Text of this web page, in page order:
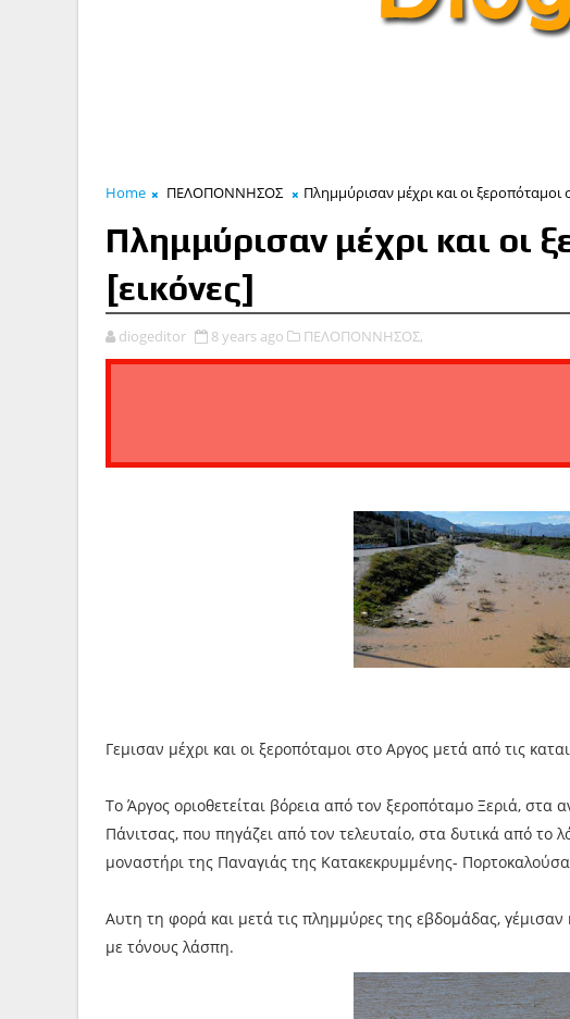
Home ΠΕΛΟΠΟΝΝΗΣΟΣ Πλημμύρισαν μέχρι και οι ξεροπόταμοι
Πλημμύρισαν μέχρι και οι
[εικόνες]
diogeditor 8 years ago ΠΕΛΟΠΟΝΝΗΣΟΣ,
Γεμισαν μέχρι και οι ξεροπόταμοι στο Αργος μετά από τις
Το Άργος οριοθετείται βόρεια από τον ξεροπόταμο Ξεριά, στα
Πάνιτσας, που πηγάζει από τον τελευταίο, στα δυτικά από το
μοναστήρι της Παναγιάς της Κατακεκρυμμένης-
Αυτη τη φορά και μετά τις πλημμύρες της εβδομάδας,
με τόνους λάσπη.